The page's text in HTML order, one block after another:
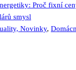
Proč fixní
smysl
Novinky,